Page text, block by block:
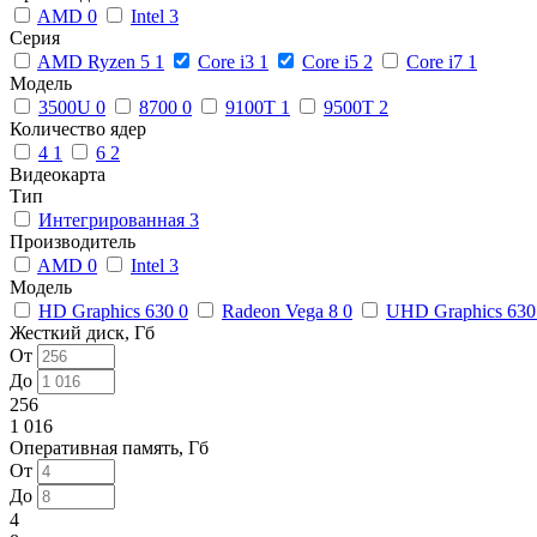
AMD 0 Intel 3
Серия
AMD Ryzen 5 1 Core i3 1 Core i5 2 Core i7 1
Модель
3500U 0 8700 0 9100T 1 9500T 2
Количество ядер
4 1 6 2
Видеокарта
Тип
Интегрированная 3
Производитель
AMD 0 Intel 3
Модель
HD Graphics 630 0 Radeon Vega 8 0
UHD Graphics
Жесткий диск, Гб
От
До
256
1 016
Оперативная память, Гб
От
До
4